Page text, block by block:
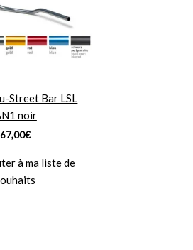
Street Bar LSL
noir
67,00€
à ma liste de